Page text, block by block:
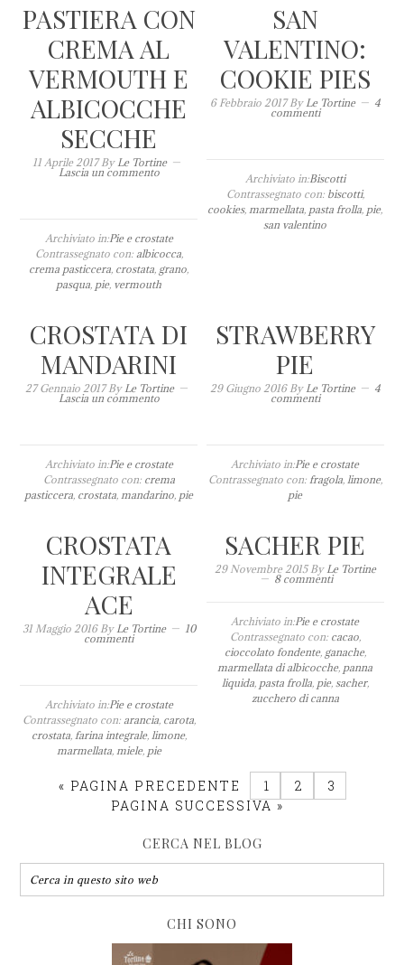
PASTIERA CON
CREMA AL
VERMOUTH E
ALBICOCCHE
SECCHE
11 Aprile 2017By Le Tortine
Lascia un commento
Archiviato in:Pie e crostate
Contrassegnato con: albicocca,
crema pasticcera crostata grano
pasqua pie, vermouth
SAN
VALENTINO:
COOKIE PIES
6 Febbraio 2017By Le Tortine 4
commenti
Archiviato in:Biscotti
Contrassegnato con: biscotti,
cookies, marmellata pasta frolla pie,
san valentino
CROSTATA DI
MANDARINI
27 Gennaio 2017By Le Tortine
Lascia un commento
Archiviato in:Pie e crostate
Contrassegnato con: crema
pasticcera crostata mandarino pie
STRAWBERRY
PIE
29 Giugno 2016By Le Tortine 4
commenti
Archiviato in:Pie e crostate
Contrassegnato con: fragola, limone,
pie
CROSTATA
INTEGRALE
ACE
31 Maggio 2016By Le Tortine 10
commenti
Archiviato in:Pie e crostate
Contrassegnato con: arancia, carota,
crostata, farina integrale, limone,
marmellata, miele, pie
SACHER PIE
29 Novembre 2015By Le Tortine
8 commenti
Archiviato in:Pie e crostate
Contrassegnato con: cacao,
cioccolato fondente, ganache,
marmellata di albicocche, panna
liquida, pasta frolla, pie, sacher,
zucchero di canna
« PAGINA PRECEDENTE 1 2
3
PAGINA SUCCESSIVA »
CERCA NEL BLOG
CHI SONO